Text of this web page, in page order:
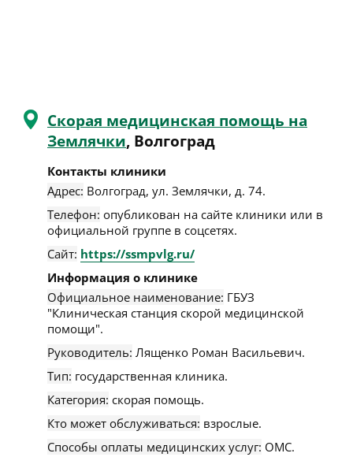
Скорая медицинская помощь на
Землячки, Волгоград
Контакты клиники
Адрес: Волгоград, ул. Землячки, д. 74.
Телефон: опубликован на сайте клиники или в
официальной группе в соцсетях.
Сайт: https://ssmpvlg.ru/
Информация о клинике
Официальное наименование: ГБУЗ
"Клиническая станция скорой медицинской
помощи".
Руководитель: Лященко Роман Васильевич.
Тип: государственная клиника.
Категория: скорая помощь.
Кто может обслуживаться: взрослые.
Способы оплаты медицинских услуг: ОМС.